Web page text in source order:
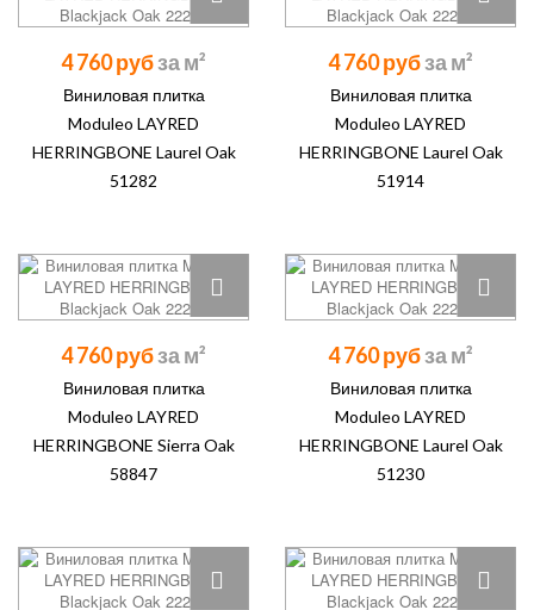
4 760 руб
Виниловая плитка
Moduleo LAYRED
HERRINGBONE Laurel Oak
51282
4 760 руб
Виниловая плитка
Moduleo LAYRED
HERRINGBONE Laurel Oak
51914
4 760 руб
Виниловая плитка
Moduleo LAYRED
HERRINGBONE Sierra Oak
58847
4 760 руб
Виниловая плитка
Moduleo LAYRED
HERRINGBONE Laurel Oak
51230